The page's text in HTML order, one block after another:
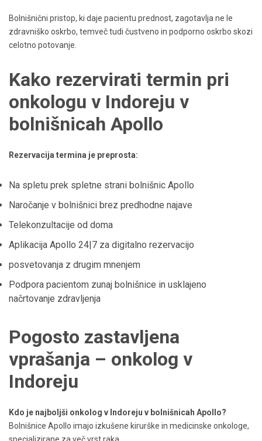
Bolnišnični pristop, ki daje pacientu prednost, zagotavlja ne le
zdravniško oskrbo, temveč tudi čustveno in podporno oskrbo skozi
celotno potovanje.
Kako rezervirati termin pri
onkologu v Indoreju v
bolnišnicah Apollo
Rezervacija termina je preprosta:
Na spletu prek spletne strani bolnišnic Apollo
Naročanje v bolnišnici brez predhodne najave
Telekonzultacije od doma
Aplikacija Apollo 24|7 za digitalno rezervacijo
posvetovanja z drugim mnenjem
Podpora pacientom zunaj bolnišnice in usklajeno
načrtovanje zdravljenja
Pogosto zastavljena
vprašanja – onkolog v
Indoreju
Kdo je najboljši onkolog v Indoreju v bolnišnicah Apollo?
Bolnišnice Apollo imajo izkušene kirurške in medicinske onkologe,